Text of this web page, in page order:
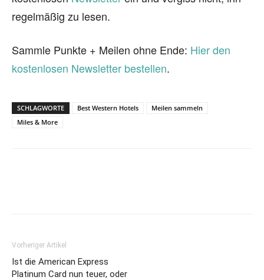
regelmäßig zu lesen.
Sammle Punkte + Meilen ohne Ende: Hier den
kostenlosen Newsletter bestellen.
SCHLAGWORTE Best Western Hotels
Meilen sammeln
Miles & More
Vorheriger Artikel
Ist die American Express
Platinum Card nun teuer, oder